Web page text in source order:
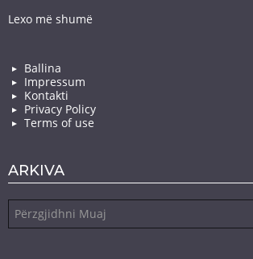
Lexo më shumë
Ballina
Impressum
Kontakti
Privacy Policy
Terms of use
ARKIVA